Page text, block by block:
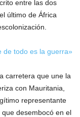
entre las dos
último de África
de todo es la guerra»
carretera que une la
con Mauritania,
representante
desembocó en el